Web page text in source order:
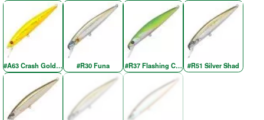
#A63 Crash Gold Chartreuse Re
#R30 Funa #R37 Flashing Chartreuse#R51 Silver Shad